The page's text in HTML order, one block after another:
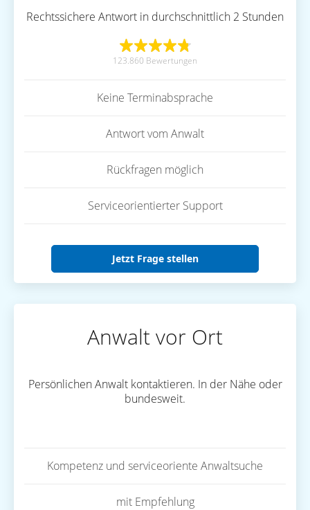
Rechtssichere Antwort in durchschnittlich 2 Stunden
123.860 Bewertungen
Keine Terminabsprache
Antwort vom Anwalt
Rückfragen möglich
Serviceorientierter Support
Jetzt Frage stellen
Anwalt vor Ort
Persönlichen Anwalt kontaktieren. In der Nähe oder
bundesweit.
Kompetenz und serviceoriente Anwaltsuche
mit Empfehlung